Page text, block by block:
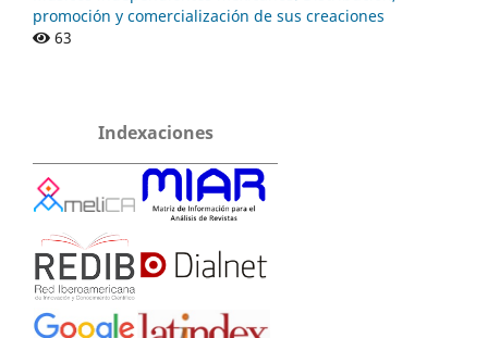
promoción y comercialización de sus creaciones
63
Indexaciones